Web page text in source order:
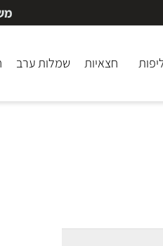
משלוח
חצאיות שמלות ערב